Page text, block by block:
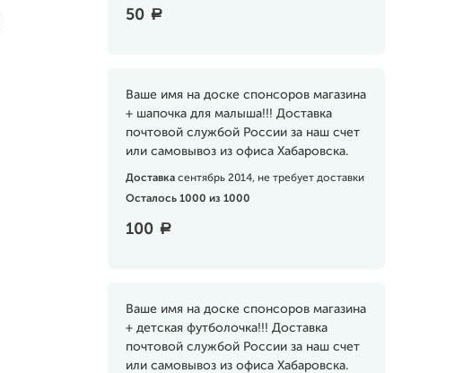
50 a
Ваше имя на доске спонсоров магазина
+ шапочка для малыша!!! Доставка
почтовой службой России за наш счет
или самовывоз из офиса Хабаровска.
Доставка сентябрь 2014, не требует доставки
Осталось 1000 из 1000
100 a
Ваше имя на доске спонсоров магазина
+ детская футболочка!!! Доставка
почтовой службой России за наш счет
или самовывоз из офиса Хабаровска.